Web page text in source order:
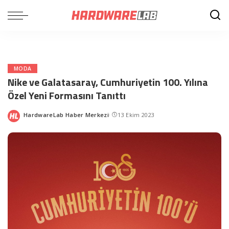
MODA
Nike ve Galatasaray, Cumhuriyetin 100. Yılına
Özel Yeni Formasını Tanıttı
Posted
HardwareLab Haber Merkezi 13 Ekim 2023